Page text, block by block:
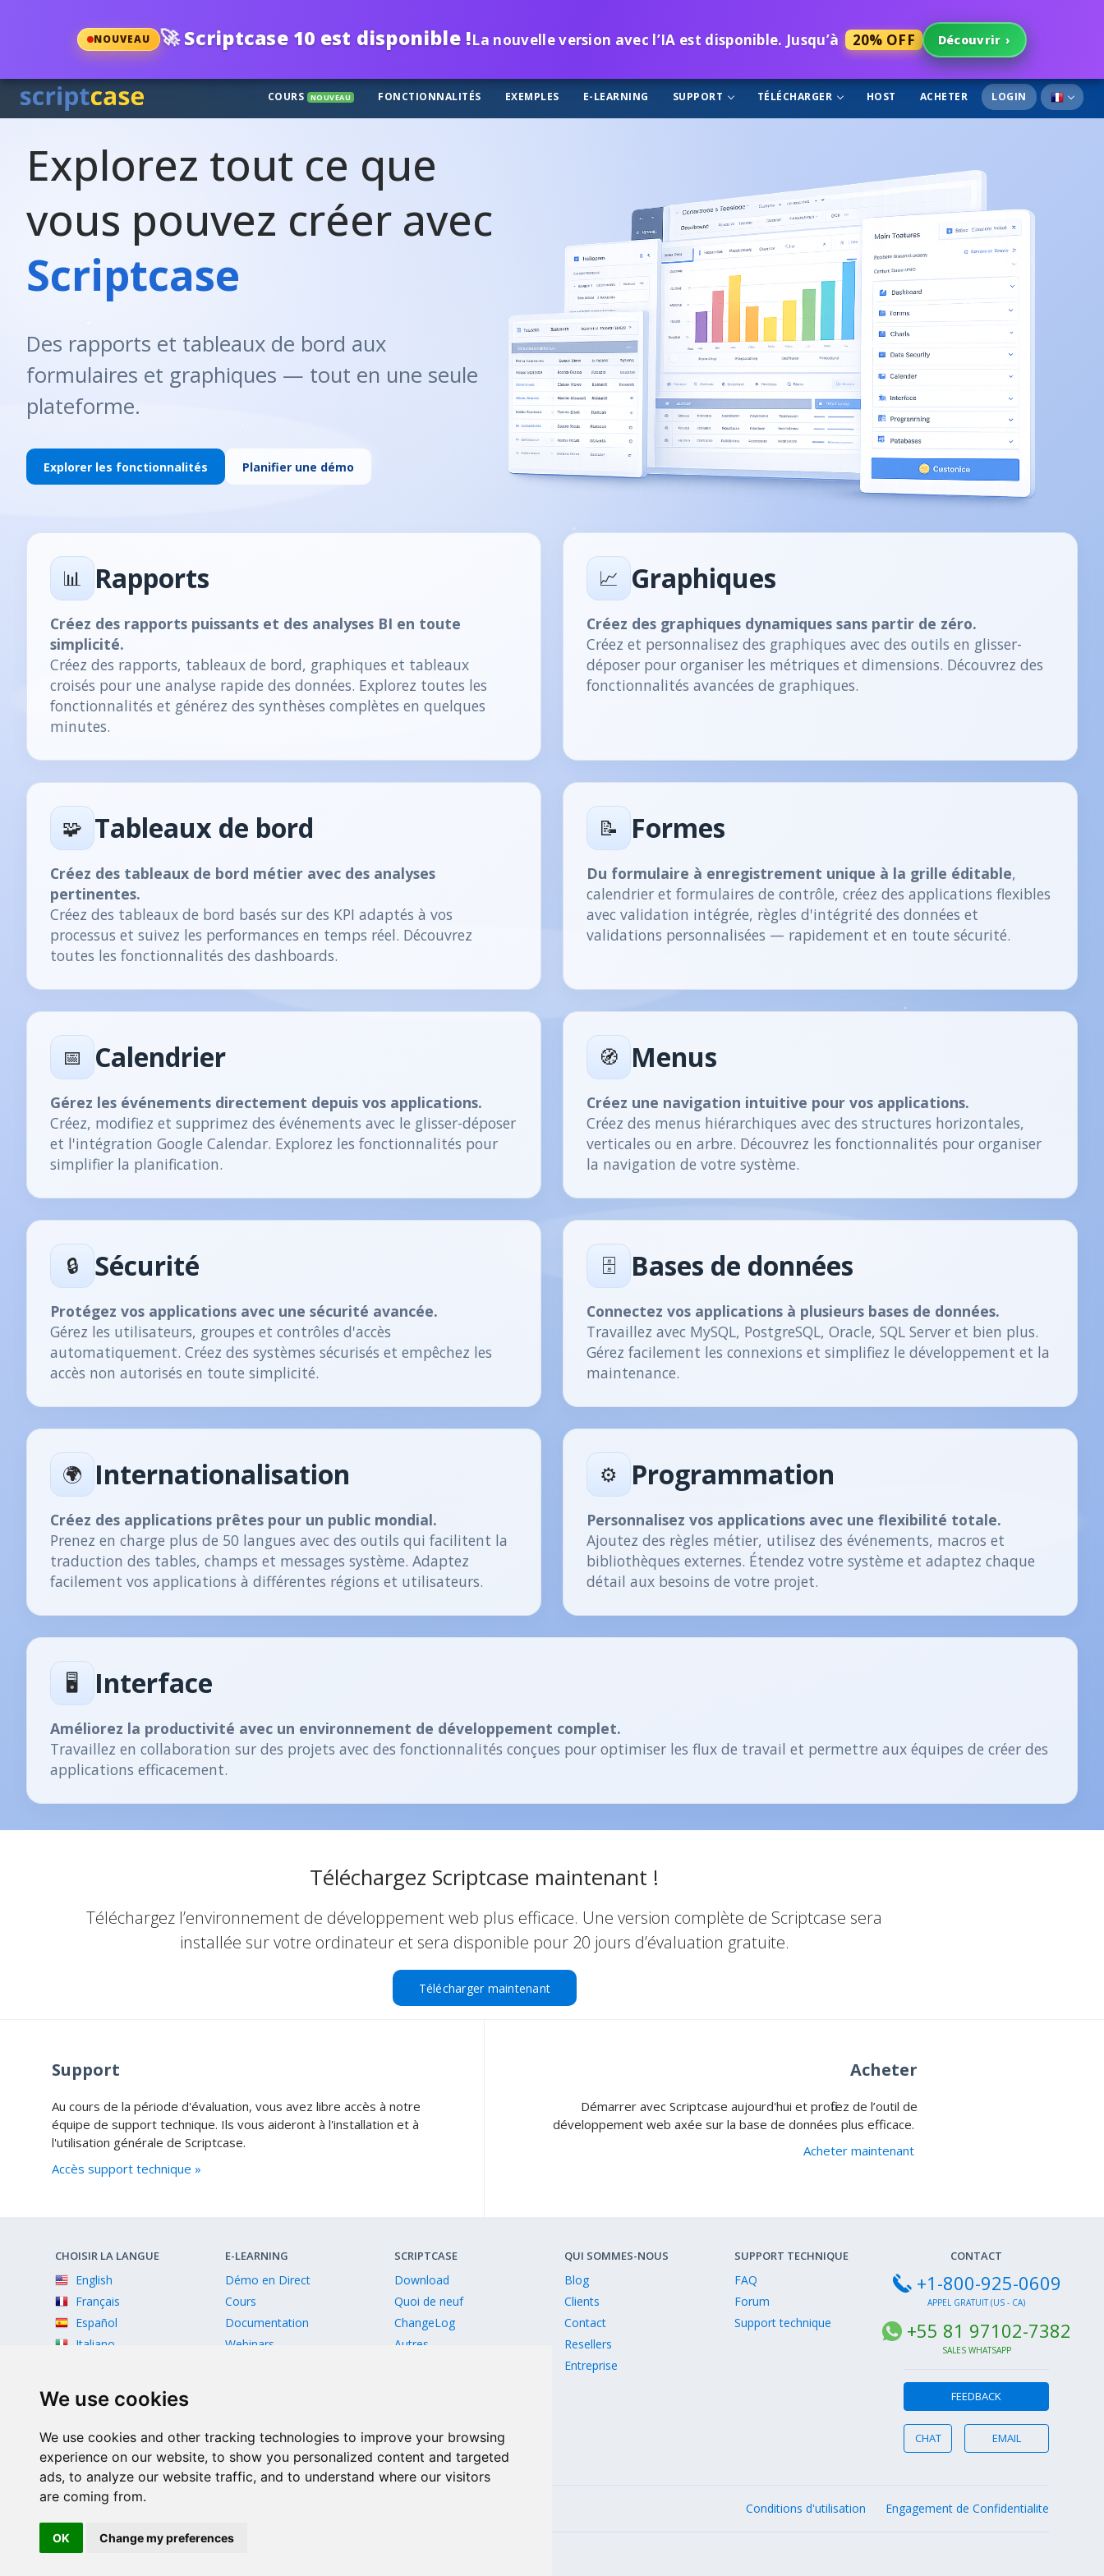
We use cookies
We use cookies and other tracking technologies to improve your browsing
experience on our website, to show you personalized content and targeted
ads, to analyze our website traffic, and to understand where our visitors
are coming from.
OK Change my preferences
NOUVEAU 🚀Scriptcase 10 est disponible !La nouvelle version avec l’IA est disponible. Jusqu’à 20% OFF Découvrir ›
COURS NOUVEAU FONCTIONNALITÉS EXEMPLES E-LEARNING SUPPORT TÉLÉCHARGER HOST ACHETER LOGIN
Explorez tout ce que
vous pouvez créer avec
Scriptcase
Des rapports et tableaux de bord aux
formulaires et graphiques — tout en une seule
plateforme.
Explorer les fonctionnalités Planifier une démo
📊 Rapports
Créez des rapports puissants et des analyses BI en toute
simplicité.
Créez des rapports, tableaux de bord, graphiques et tableaux
croisés pour une analyse rapide des données. Explorez toutes les
fonctionnalités et générez des synthèses complètes en quelques
minutes.
📈 Graphiques
Créez des graphiques dynamiques sans partir de zéro.
Créez et personnalisez des graphiques avec des outils en glisser-
déposer pour organiser les métriques et dimensions. Découvrez des
fonctionnalités avancées de graphiques.
🧩 Tableaux de bord
Créez des tableaux de bord métier avec des analyses
pertinentes.
Créez des tableaux de bord basés sur des KPI adaptés à vos
processus et suivez les performances en temps réel. Découvrez
toutes les fonctionnalités des dashboards.
📝 Formes
Du formulaire à enregistrement unique à la grille éditable,
calendrier et formulaires de contrôle, créez des applications flexibles
avec validation intégrée, règles d'intégrité des données et
validations personnalisées — rapidement et en toute sécurité.
📅 Calendrier
Gérez les événements directement depuis vos applications.
Créez, modifiez et supprimez des événements avec le glisser-déposer
et l'intégration Google Calendar. Explorez les fonctionnalités pour
simplifier la planification.
🧭 Menus
Créez une navigation intuitive pour vos applications.
Créez des menus hiérarchiques avec des structures horizontales,
verticales ou en arbre. Découvrez les fonctionnalités pour organiser
la navigation de votre système.
🔒 Sécurité
Protégez vos applications avec une sécurité avancée.
Gérez les utilisateurs, groupes et contrôles d'accès
automatiquement. Créez des systèmes sécurisés et empêchez les
accès non autorisés en toute simplicité.
🗄️ Bases de données
Connectez vos applications à plusieurs bases de données.
Travaillez avec MySQL, PostgreSQL, Oracle, SQL Server et bien plus.
Gérez facilement les connexions et simplifiez le développement et la
maintenance.
🌍 Internationalisation
Créez des applications prêtes pour un public mondial.
Prenez en charge plus de 50 langues avec des outils qui facilitent la
traduction des tables, champs et messages système. Adaptez
facilement vos applications à différentes régions et utilisateurs.
⚙️ Programmation
Personnalisez vos applications avec une flexibilité totale.
Ajoutez des règles métier, utilisez des événements, macros et
bibliothèques externes. Étendez votre système et adaptez chaque
détail aux besoins de votre projet.
🖥️ Interface
Améliorez la productivité avec un environnement de développement complet.
Travaillez en collaboration sur des projets avec des fonctionnalités conçues pour optimiser les flux de travail et permettre aux équipes de créer des
applications efficacement.
Téléchargez Scriptcase maintenant !
Téléchargez l’environnement de développement web plus efficace. Une version complète de Scriptcase sera
installée sur votre ordinateur et sera disponible pour 20 jours d’évaluation gratuite.
Télécharger maintenant
Support
Au cours de la période d'évaluation, vous avez libre accès à notre
équipe de support technique. Ils vous aideront à l'installation et à
l'utilisation générale de Scriptcase.
Accès support technique »
Acheter
Démarrer avec Scriptcase aujourd'hui et profitez de l’outil de
développement web axée sur la base de données plus efficace.
Acheter maintenant
CHOISIR LA LANGUE
English
Français
Español
Italiano
E-LEARNING
Démo en Direct
Cours
Documentation
Webinars
SCRIPTCASE
Download
Quoi de neuf
ChangeLog
Autres
QUI SOMMES-NOUS
Blog
Clients
Contact
Resellers
Entreprise
SUPPORT TECHNIQUE
FAQ
Forum
Support technique
CONTACT
+1-800-925-0609
APPEL GRATUIT (US - CA)
+55 81 97102-7382
SALES WHATSAPP
FEEDBACK
CHAT EMAIL
Facebook Conditions d'utilisation Engagement de Confidentialite
© 2026 Scriptcase CORP